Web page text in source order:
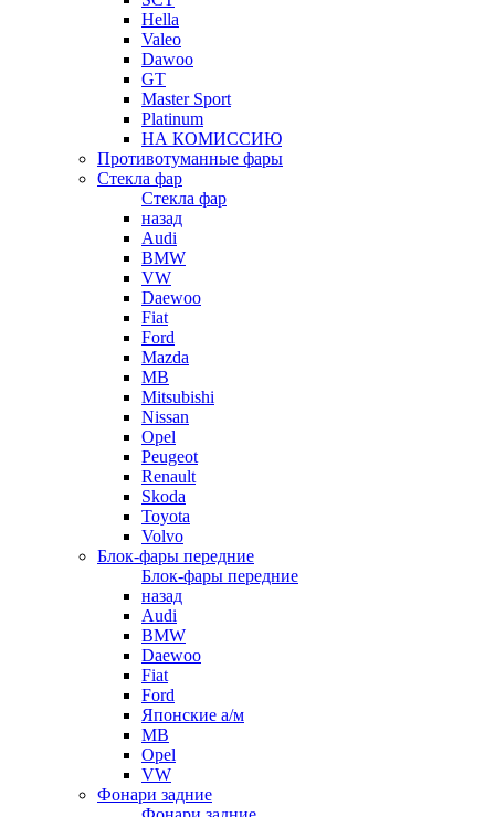
Hella
Valeo
Dawoo
GT
Master Sport
Platinum
НА КОМИССИЮ
Противотуманные фары
Стекла фар
Стекла фар
назад
Audi
BMW
VW
Daewoo
Fiat
Ford
Mazda
MB
Mitsubishi
Nissan
Opel
Peugeot
Renault
Skoda
Toyota
Volvo
Блок-фары передние
Блок-фары передние
назад
Audi
BMW
Daewoo
Fiat
Ford
Японские а/м
MB
Opel
VW
Фонари задние